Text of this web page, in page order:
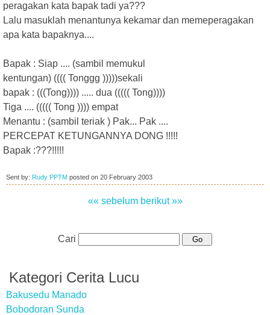
peragakan kata bapak tadi ya???
Lalu masuklah menantunya kekamar dan memeperagakan
apa kata bapaknya....
Bapak : Siap .... (sambil memukul
kentungan) (((( Tonggg )))))sekali
bapak : (((Tong)))) ..... dua ((((( Tong))))
Tiga .... ((((( Tong )))) empat
Menantu : (sambil teriak ) Pak... Pak ....
PERCEPAT KETUNGANNYA DONG !!!!!
Bapak :???!!!!!
Sent by: Rudy PPTM posted on 20 February 2003
«« sebelum berikut »»
Cari
Kategori Cerita Lucu
Bakusedu Manado
Bobodoran Sunda